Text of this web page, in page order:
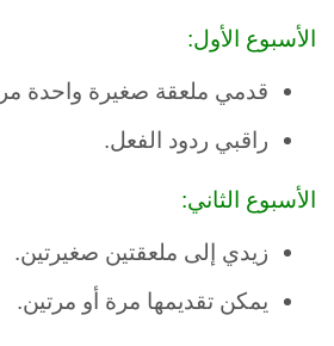
الأسبوع الأول:
قدمي ملعقة صغيرة واحدة
راقبي ردود الفعل.
الأسبوع الثاني:
زيدي إلى ملعقتين صغيرتين.
يمكن تقديمها مرة أو مرتين.